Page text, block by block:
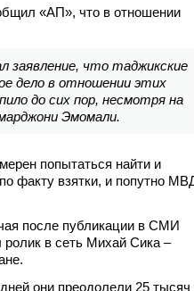
«АП», что в отношении
заявление, что таджикские
дело в отношении этих
до сих пор, несмотря на
Эмомали.
попытаться найти и
факту взятки, и попутно
после публикации в СМИ
ролик в сеть Михай Сика –
они преодолели 25 тысяч